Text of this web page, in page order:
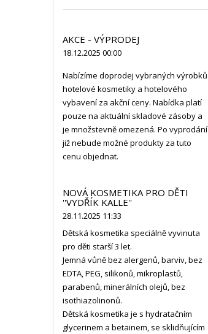
AKCE - VÝPRODEJ
18.12.2025 00:00
Nabízíme doprodej vybraných výrobků
hotelové kosmetiky a hotelového
vybavení za akční ceny. Nabídka platí
pouze na aktuální skladové zásoby a
je množstevně omezená. Po vyprodání
již nebude možné produkty za tuto
cenu objednat.
NOVÁ KOSMETIKA PRO DĚTI
''VYDŘÍK KALLE''
28.11.2025 11:33
Dětská kosmetika speciálně vyvinuta
pro děti starší 3 let.
Jemná vůně bez alergenů, barviv, bez
EDTA, PEG, silikonů, mikroplastů,
parabenů, minerálních olejů, bez
isothiazolinonů.
Dětská kosmetika je s hydratačním
glycerinem a betainem, se sklidňujícím